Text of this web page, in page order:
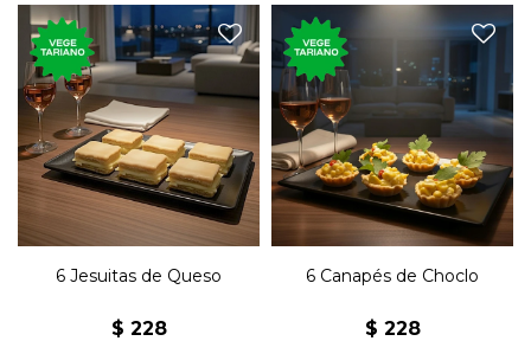
Seis clásicos jesuitas rellenos
de queso con manteca.
6 Jesuitas de Queso
$ 228
Seis canastitas con choclo,
mayonesa y morrón.
6 Canapés de Choclo
$ 228